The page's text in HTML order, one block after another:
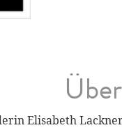
Elisabeth